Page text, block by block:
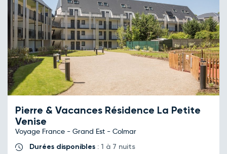
Pierre & Vacances Résidence La Petite
Venise
Voyage France - Grand Est - Colmar
Durées disponibles : 1 à 7 nuits